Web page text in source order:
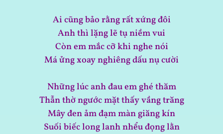
Ai cũng bảo rằng rất xứng đôi
Anh thì lặng lẽ tụ niềm vui
Còn em mắc cỡ khi nghe nói
Má ửng xoay nghiêng dấu nụ cười
Những lúc anh đau em ghé thăm
Thẫn thờ ngước mặt thấy vầng trăng
Mây đen ảm đạm màn giăng kín
Suối biếc long lanh nhểu đọng lằn